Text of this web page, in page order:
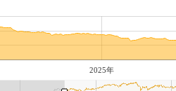
2025年